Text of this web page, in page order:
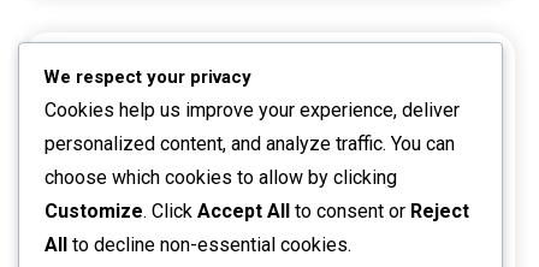
NAJNOWSZE POSTY
tenisowych
Kompleksowe porównanie statystyk graczy dla
francuskich tenisistów
We respect your privacy
Cookies help us improve your experience, deliver
personalized content, and analyze traffic. You can
choose which cookies to allow by clicking
Customize. Click Accept All to consent or Reject
All to decline non-essential cookies.